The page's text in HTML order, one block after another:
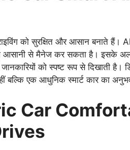
को सुरक्षित और आसान बनाते हैं।
आसानी से मैनेज कर सकता है। इसके
को स्पष्ट रूप से दिखाती है।
बल्कि एक आधुनिक स्मार्ट कार का
Car